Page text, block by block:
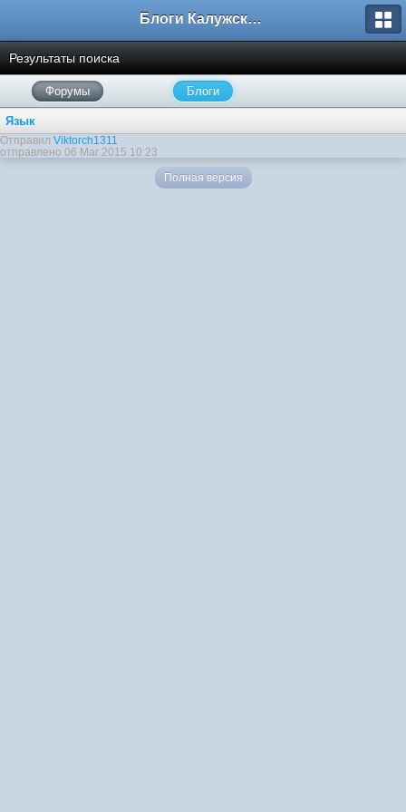
Блоги Калужского перекрестка
Результаты поиска
Форумы Блоги
Язык
Отправил Viktorch1311
отправлено 06 Mar 2015 10:23
Полная версия